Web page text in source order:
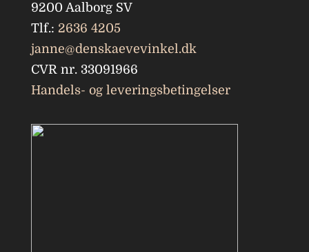
9200 Aalborg SV
Tlf.: 2636 4205
janne@denskaevevinkel.dk
CVR nr. 33091966
Handels- og leveringsbetingelser